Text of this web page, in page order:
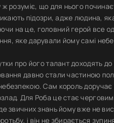
розуміє, що для нього
підозри, адже людина,
на це, головний герой все
яке дарували йому самі
про його талант доходять
давно стали частиною
Сам король
Для Роба це стає
звичних знань йому вже не
і він не збирається